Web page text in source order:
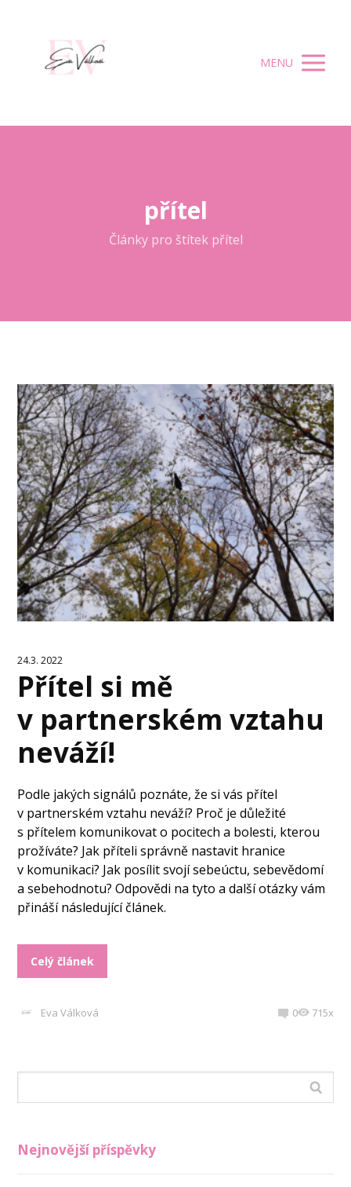
MENU
přítel
Články pro štítek přítel
24.3. 2022
Přítel si mě
v partnerském vztahu
neváží!
Podle jakých signálů poznáte, že si vás přítel
v partnerském vztahu neváží? Proč je důležité
s přítelem komunikovat o pocitech a bolesti, kterou
prožíváte? Jak příteli správně nastavit hranice
v komunikaci? Jak posílit svojí sebeúctu, sebevědomí
a sebehodnotu? Odpovědi na tyto a další otázky vám
přináší následující článek.
Celý článek
Eva Válková 0 715x
Nejnovější příspěvky